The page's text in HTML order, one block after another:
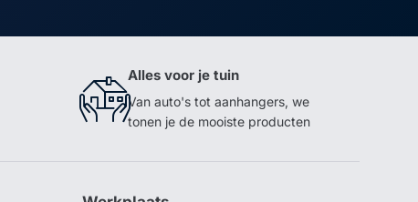
Alles voor je tuin
Van auto's tot aanhangers, we
tonen je de mooiste producten